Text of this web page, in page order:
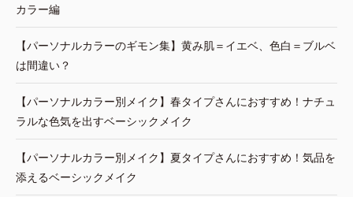
カラー編
【パーソナルカラーのギモン集】黄み肌＝イエベ、色白＝ブルベ
は間違い？
【パーソナルカラー別メイク】春タイプさんにおすすめ！ナチュ
ラルな色気を出すベーシックメイク
【パーソナルカラー別メイク】夏タイプさんにおすすめ！気品を
添えるベーシックメイク